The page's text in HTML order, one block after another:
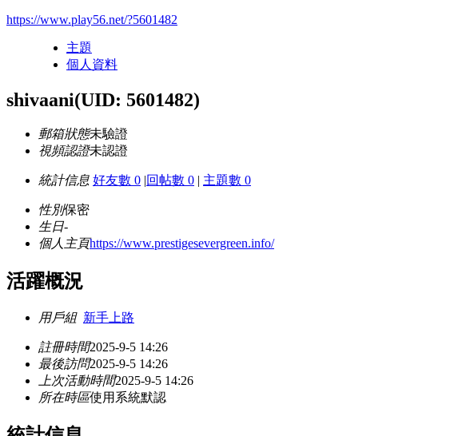
https://www.play56.net/?5601482
主題
個人資料
shivaani(UID: 5601482)
郵箱狀態未驗證
視頻認證未認證
統計信息 好友數 0 |回帖數 0 | 主題數 0
性別保密
生日-
個人主頁https://www.prestigesevergreen.info/
活躍概況
用戶組 新手上路
註冊時間2025-9-5 14:26
最後訪問2025-9-5 14:26
上次活動時間2025-9-5 14:26
所在時區使用系統默認